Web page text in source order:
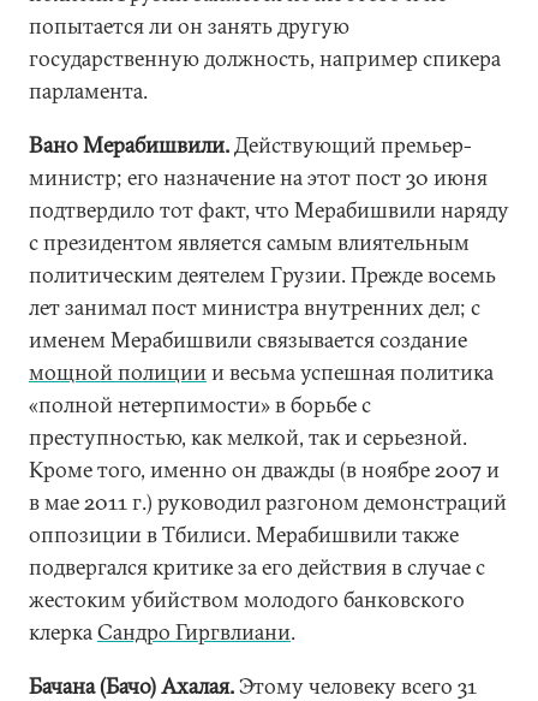
попытается ли он занять другую
государственную должность, например спикера
парламента.
Вано Мерабишвили.Действующий премьер-
министр; его назначение на этот пост 30 июня
подтвердило тот факт, что Мерабишвили наряду
с президентом является самым влиятельным
политическим деятелем Грузии. Прежде восемь
лет занимал пост министра внутренних дел; с
именем Мерабишвили связывается создание
мощной полициии весьма успешная политика
«полной нетерпимости» в борьбе с
преступностью, как мелкой, так и серьезной.
Кроме того, именно он дважды (в ноябре 2007 и
в мае 2011 г.) руководил разгоном демонстраций
оппозиции в Тбилиси. Мерабишвили также
подвергался критике за его действия в случае с
жестоким убийством молодого банковского
клеркаСандро Гиргвлиани.
Бачана (Бачо) Ахалая.Этому человеку всего 31